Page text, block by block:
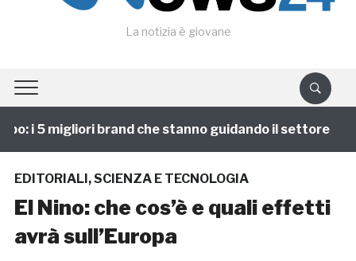
La notizia è giovane
i 5 migliori brand che stanno guidando il settore
EDITORIALI,SCIENZA E TECNOLOGIA
El Nino: che cos’è e quali effetti
avrà sull’Europa